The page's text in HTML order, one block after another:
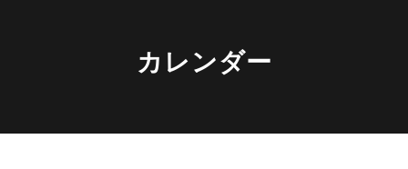
カレンダー